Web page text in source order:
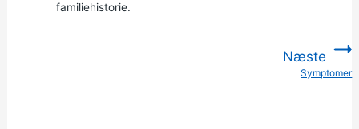
familiehistorie.
Næste
:
Symptomer